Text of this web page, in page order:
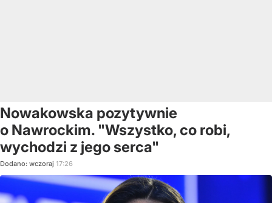
Nowakowska pozytywnie
o Nawrockim. "Wszystko, co robi,
wychodzi z jego serca"
Dodano: wczoraj 17:26